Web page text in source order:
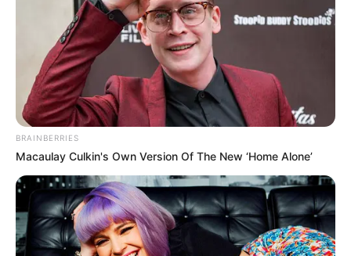
Agrégate a nuestroGrupo de Noticias
haciendo clic aquí
COMPARTIR
ALERTA BOGOTÁ EN GOOGLE NEWS
TEMAS RELACIONADOS
CANDIDATO PRESIDENCIAL MIGUEL URIBE
BRAINBERRIES
Macaulay Culkin's Own Version Of The New ‘Home Alone’